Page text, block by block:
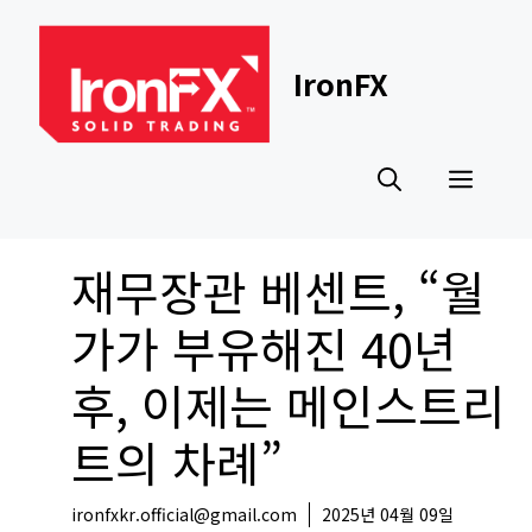
content
IronFX
재무장관 베센트, “월
가가 부유해진 40년
후, 이제는 메인스트리
트의 차례”
ironfxkr.official@gmail.com 2025년 04월 09일